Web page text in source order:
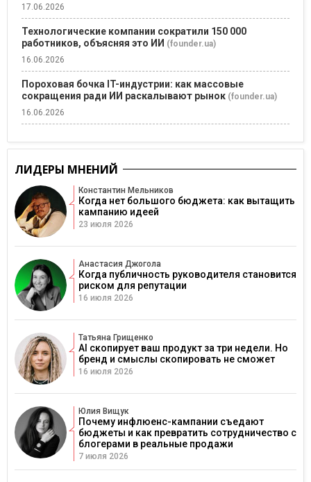
17.06.2026
Технологические компании сократили 150 000
работников, объясняя это ИИ (founder.ua)
16.06.2026
Пороховая бочка IT-индустрии: как массовые
сокращения ради ИИ раскалывают рынок (founder.ua)
16.06.2026
ЛИДЕРЫ МНЕНИЙ
Константин Мельников
Когда нет большого бюджета: как вытащить
кампанию идеей
23 июля 2026
Анастасия Джогола
Когда публичность руководителя становится
риском для репутации
16 июля 2026
Татьяна Грищенко
AI скопирует ваш продукт за три недели. Но
бренд и смыслы скопировать не сможет
16 июля 2026
Юлия Вищук
Почему инфлюенс-кампании съедают
бюджеты и как превратить сотрудничество с
блогерами в реальные продажи
7 июля 2026